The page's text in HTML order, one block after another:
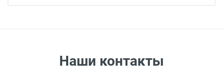
Доставка г. Калуга 1000 рублей (Шопино,
Наши контакты